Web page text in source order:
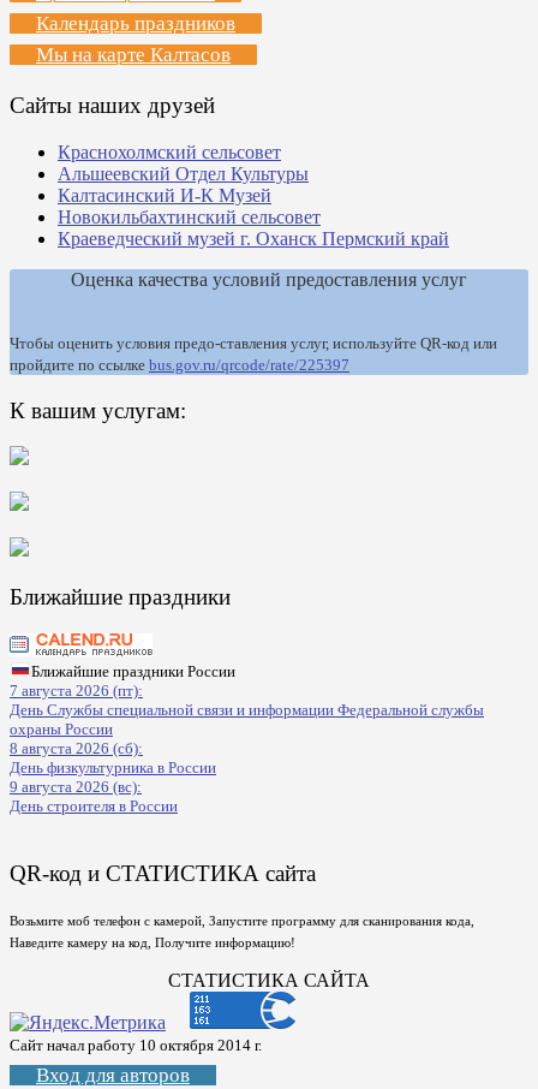
Календарь праздников
Мы на карте Калтасов
Сайты наших друзей
Краснохолмский сельсовет
Альшеевский Отдел Культуры
Калтасинский И-К Музей
Новокильбахтинский сельсовет
Краеведческий музей г. Оханск Пермский край
Оценка качества условий предоставления услуг
Чтобы оценить условия предо-ставления услуг, используйте QR-код или
пройдите по ссылке bus.gov.ru/qrcode/rate/225397
К вашим услугам:
Ближайшие праздники
Ближайшие праздники России
7 августа 2026 (пт):
День Службы специальной связи и информации Федеральной службы
охраны России
8 августа 2026 (сб):
День физкультурника в России
9 августа 2026 (вс):
День строителя в России
QR-код и СТАТИСТИКА сайта
Возьмите моб телефон с камерой, Запустите программу для сканирования кода,
Наведите камеру на код, Получите информацию!
СТАТИСТИКА САЙТА
Сайт начал работу 10 октября 2014 г.
Вход для авторов